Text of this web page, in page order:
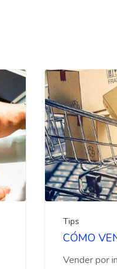
Tips
CÓMO
Vender por